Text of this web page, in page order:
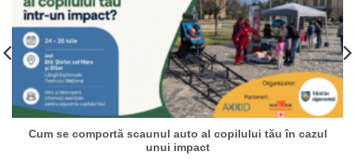
Cum se comportă scaunul auto al copilului tău în cazul
unui impact